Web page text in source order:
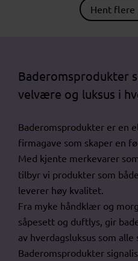
Hent flere
Baderomsprodukter
velvære og luksus i
Baderomsprodukter er en
firmagave som skaper en
Med kjente merkevarer
tilbyr vi produkter som
leverer høy kvalitet.
Fra myke håndklær og
såpesett og duftlys, gir
av hverdagsluksus som alle
Baderomsprodukter